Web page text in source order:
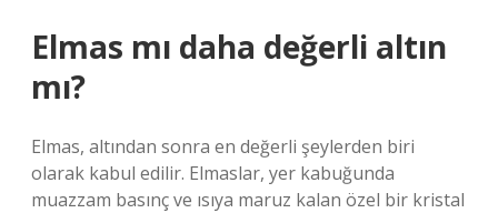
Elmas mı daha değerli altın
mı?
Elmas, altından sonra en değerli şeylerden biri
olarak kabul edilir. Elmaslar, yer kabuğunda
muazzam basınç ve ısıya maruz kalan özel bir kristal